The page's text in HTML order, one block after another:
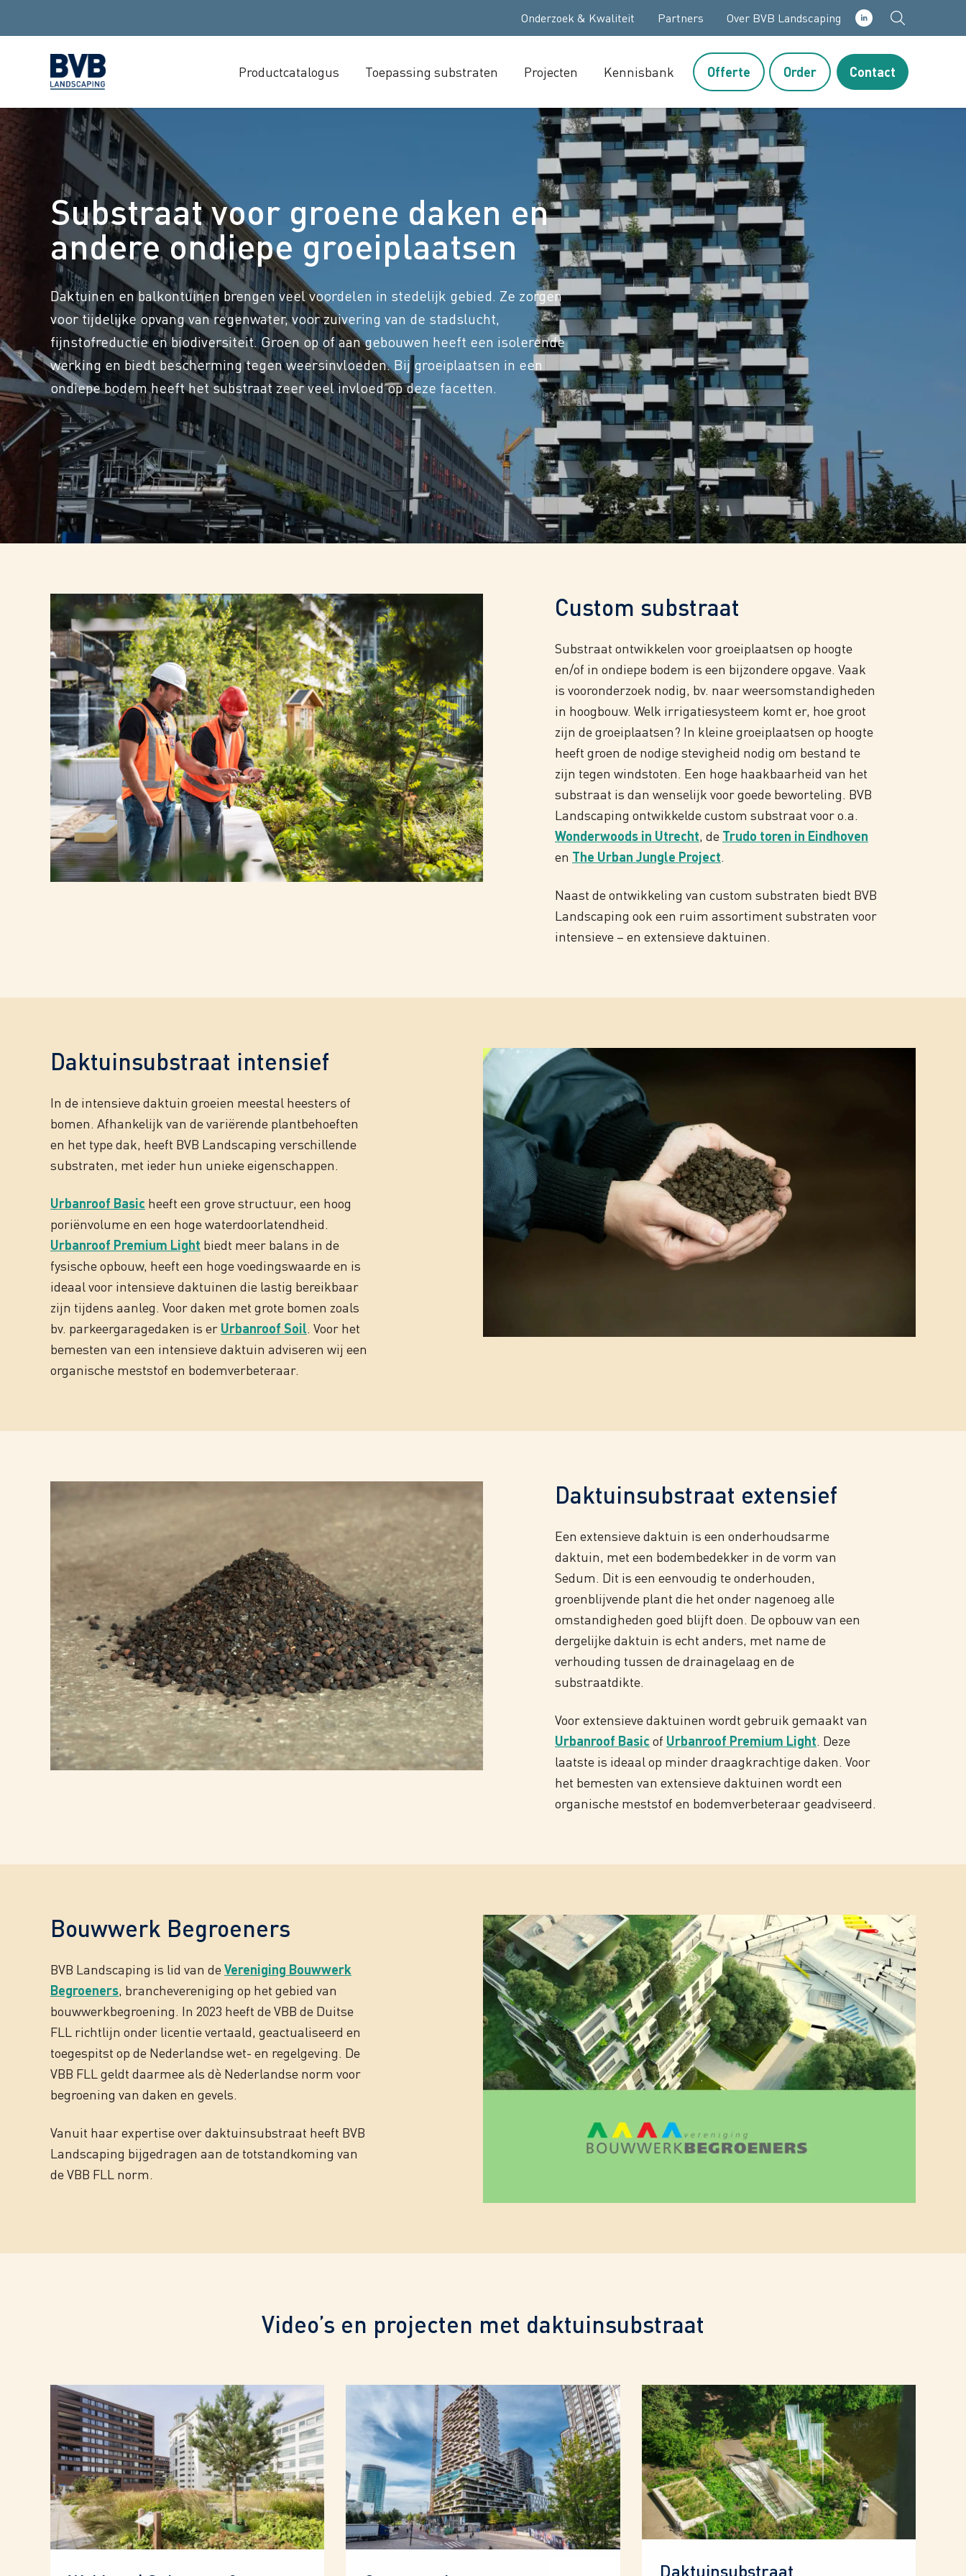
Onderzoek & Kwaliteit Partners Over BVB Landscaping
Productcatalogus Toepassing substraten Projecten Kennisbank Offerte Order Contact
Substraat voor groene daken en
andere ondiepe groeiplaatsen
Daktuinen en balkontuinen brengen veel voordelen in stedelijk gebied. Ze zorgen
voor tijdelijke opvang van regenwater, voor zuivering van de stadslucht,
fijnstofreductie en biodiversiteit. Groen op of aan gebouwen heeft een isolerende
werking en biedt bescherming tegen weersinvloeden. Bij groeiplaatsen in een
ondiepe bodem heeft het substraat zeer veel invloed op deze facetten.
Custom substraat
Substraat ontwikkelen voor groeiplaatsen op hoogte
en/of in ondiepe bodem is een bijzondere opgave. Vaak
is vooronderzoek nodig, bv. naar weersomstandigheden
in hoogbouw. Welk irrigatiesysteem komt er, hoe groot
zijn de groeiplaatsen? In kleine groeiplaatsen op hoogte
heeft groen de nodige stevigheid nodig om bestand te
zijn tegen windstoten. Een hoge haakbaarheid van het
substraat is dan wenselijk voor goede beworteling. BVB
Landscaping ontwikkelde custom substraat voor o.a.
Wonderwoods in Utrecht, de Trudo toren in Eindhoven
en The Urban Jungle Project.
Naast de ontwikkeling van custom substraten biedt BVB
Landscaping ook een ruim assortiment substraten voor
intensieve – en extensieve daktuinen.
Daktuinsubstraat intensief
In de intensieve daktuin groeien meestal heesters of
bomen. Afhankelijk van de variërende plantbehoeften
en het type dak, heeft BVB Landscaping verschillende
substraten, met ieder hun unieke eigenschappen.
Urbanroof Basic heeft een grove structuur, een hoog
poriënvolume en een hoge waterdoorlatendheid.
Urbanroof Premium Light biedt meer balans in de
fysische opbouw, heeft een hoge voedingswaarde en is
ideaal voor intensieve daktuinen die lastig bereikbaar
zijn tijdens aanleg. Voor daken met grote bomen zoals
bv. parkeergaragedaken is er Urbanroof Soil. Voor het
bemesten van een intensieve daktuin adviseren wij een
organische meststof en bodemverbeteraar.
Daktuinsubstraat extensief
Een extensieve daktuin is een onderhoudsarme
daktuin, met een bodembedekker in de vorm van
Sedum. Dit is een eenvoudig te onderhouden,
groenblijvende plant die het onder nagenoeg alle
omstandigheden goed blijft doen. De opbouw van een
dergelijke daktuin is echt anders, met name de
verhouding tussen de drainagelaag en de
substraatdikte.
Voor extensieve daktuinen wordt gebruik gemaakt van
Urbanroof Basic of Urbanroof Premium Light. Deze
laatste is ideaal op minder draagkrachtige daken. Voor
het bemesten van extensieve daktuinen wordt een
organische meststof en bodemverbeteraar geadviseerd.
Bouwwerk Begroeners
BVB Landscaping is lid van deVereniging Bouwwerk
Begroeners, branchevereniging op het gebied van
bouwwerkbegroening. In 2023 heeft de VBB de Duitse
FLL richtlijn onder licentie vertaald, geactualiseerd en
toegespitst op de Nederlandse wet- en regelgeving. De
VBB FLL geldt daarmee als dè Nederlandse norm voor
begroening van daken en gevels.
Vanuit haar expertise over daktuinsubstraat heeft BVB
Landscaping bijgedragen aan de totstandkoming van
de VBB FLL norm.
Video’s en projecten met daktuinsubstraat
Daktuinsubstraat